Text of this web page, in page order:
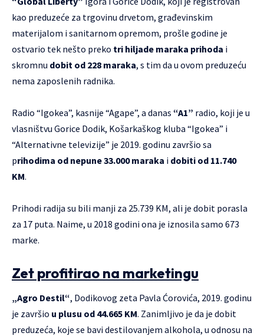
kao preduzeće za trgovinu drvetom, građevinskim
materijalom i sanitarnom opremom, prošle godine je
ostvario tek nešto preko tri hiljade maraka prihoda i
skromnu dobit od 228 maraka, s tim da u ovom preduzeću
nema zaposlenih radnika.
Radio “Igokea”, kasnije “Agape”, a danas “A1” radio, koji je u
vlasništvu Gorice Dodik, Košarkaškog kluba “Igokea” i
“Alternativne televizije” je 2019. godinu završio sa
prihodima od nepune 33.000 maraka i dobiti od 11.740
KM.
Prihodi radija su bili manji za 25.739 KM, ali je dobit porasla
za 17 puta. Naime, u 2018 godini ona je iznosila samo 673
marke.
Zet profitirao na marketingu
„Agro Destil“, Dodikovog zeta Pavla Ćorovića, 2019. godinu
je završio u plusu od 44.665 KM. Zanimljivo je da je dobit
preduzeća, koje se bavi destilovanjem alkohola, u odnosu na